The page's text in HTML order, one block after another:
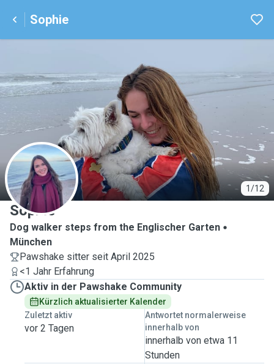
Sophie
1/12
S
Sophie
Dog walker steps from the Englischer Garten
München
Pawshake sitter seit April 2025
<1 Jahr Erfahrung
Aktiv in der Pawshake Community
Kürzlich aktualisierter Kalender
Zuletzt aktiv
vor 2 Tagen
Antwortet normalerweise
innerhalb von
innerhalb von etwa 11
Stunden